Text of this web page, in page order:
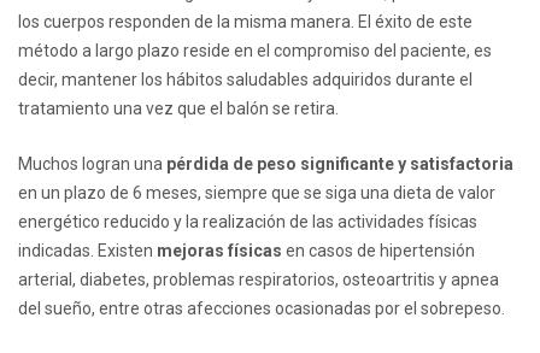
los cuerpos responden de la misma manera. El éxito de este
método a largo plazo reside en el compromiso del paciente, es
decir, mantener los hábitos saludables adquiridos durante el
tratamiento una vez que el balón se retira.
Muchos logran una pérdida de peso significante y satisfactoria
en un plazo de 6 meses, siempre que se siga una dieta de valor
energético reducido y la realización de las actividades físicas
indicadas. Existen mejoras físicas en casos de hipertensión
arterial, diabetes, problemas respiratorios, osteoartritis y apnea
del sueño, entre otras afecciones ocasionadas por el sobrepeso.